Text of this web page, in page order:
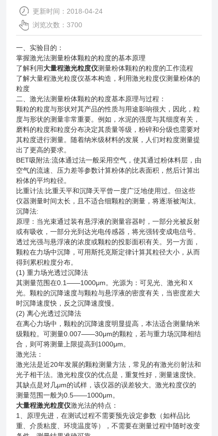
更新时间：2018-04-24
浏览次数：3700
一、实验目的：
掌握激光法测量粉体颗粒的粒度的基本原理
了解利用大量程激光粒度仪测量粉体颗粒的粒度的工作流程
了解大量程激光粒度仪基本构造，利用激光粒度仪测量粉体的
粒度
二、激光法测量粉体颗粒的粒度基本原理与过程：
颗粒的粒度与形状对其产品的性质与用途影响很大，因此，粒
度与形状的测量非常重要。例如，水泥的强度与其细度有关，
磨料的粒度和粒度分布决定其质量等级，粉碎和分级也需要对
其粒度进行测量。随着纳米级材料的发展，人们对粒度测量提
出了更高的要求。
BET吸附法:流体通过法一般采用空气，使其通过粉体料层，由
空气的流速、压力差等参数计算粉体的比表面积，然后计算出
粉体的平均粒径。
比重计法:比重天平和沉降天平曾一度广泛地使用过。但这些
仪器测量时间太长，且不适合细颗粒的测量，将逐渐被淘汰。
沉降法:
原理：当光束通过装有悬浮液的测量容器时，一部分光被反射
或有吸收，一部分光到达光电传感器，将光强转变成电信号。
透过光强与悬浮液的浓度或颗粒的投影面积有关。另一方面，
颗粒在力场中沉降，可用斯托克斯定律计算其粒径大小，从而
得到累积粒度分布。
(1) 重力场光透过沉降法
其测量范围在0.1——1000μm。光源为：可见光、激光和Ｘ
光。颗粒的沉降速度与颗粒与悬浮液的密度有关，当密度差大
时沉降速度快，反之沉降速度慢。
(2) 离心光透过沉降法
在离心力场中，颗粒的沉降速度明显提高，本法适合测量纳米
级颗粒。可测量0.007——30μm的颗粒，若与重力场沉降相结
合，则可将测量上限提高到1000μm。
激光法：
激光法是近20年发展的颗粒测量方法，常见的有激光衍射法和
光子相干法。激光粒度仪的优点是，重复性好，测量速度快。
其缺点是对几μm的试样，该仪器的误差较大。激光粒度仪的
测量范围一般为0.5——1000μm。
大量程激光粒度仪激光法的特点：
1、原理先进，在测试过程不需要预先设定参数（如样品比
重、介质粘度、环境温度等），不需要在测量过程中随时改变